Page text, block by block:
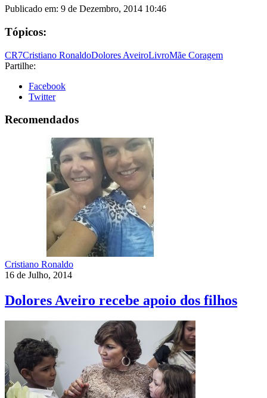
Publicado em: 9 de Dezembro, 2014 10:46
Tópicos:
CR7Cristiano RonaldoDolores AveiroLivroMãe Coragem
Partilhe:
Facebook
Twitter
Recomendados
Cristiano Ronaldo
16 de Julho, 2014
Dolores Aveiro recebe apoio dos filhos